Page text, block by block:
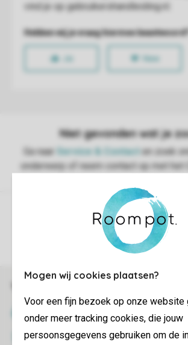
Mogen wij cookies plaatsen?
Voor een fijn bezoek op onze website
onder meer tracking cookies, die jouw
persoonsgegevens gebruiken om de
Controle over jouw gegevens
Instellingen wijzigen
Veilige gegevensoverdracht